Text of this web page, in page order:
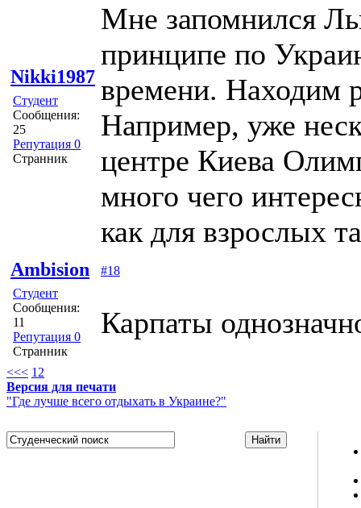
Nikki1987
Студент
Сообщения:
25
Репутация 0
Странник
Мне запомнился
принципе по
времени. Находим
Например, уже
центре Киева
много чего
как для взрослых
Ambision
Студент
Сообщения:
11
Репутация 0
Странник
#18
Карпаты
<<< 1 2
Версия для печати
"Где лучше всего отдыхать в Украине?"